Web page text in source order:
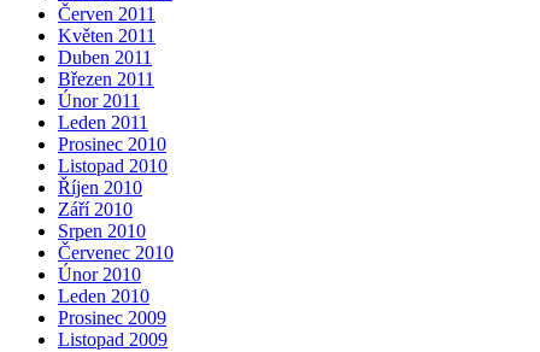
Červen 2011
Květen 2011
Duben 2011
Březen 2011
Únor 2011
Leden 2011
Prosinec 2010
Listopad 2010
Říjen 2010
Září 2010
Srpen 2010
Červenec 2010
Únor 2010
Leden 2010
Prosinec 2009
Listopad 2009